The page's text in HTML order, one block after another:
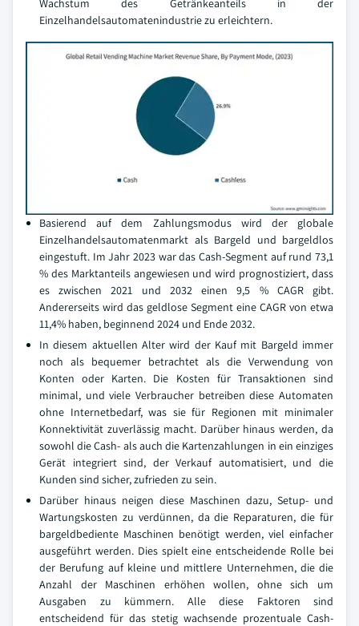
Wachstum des Getränkeanteils in der
Einzelhandelsautomatenindustrie zu erleichtern.
Basierend auf dem Zahlungsmodus wird der globale
Einzelhandelsautomatenmarkt als Bargeld und bargeldlos
eingestuft. Im Jahr 2023 war das Cash-Segment auf rund 73,1
% des Marktanteils angewiesen und wird prognostiziert, dass
es zwischen 2021 und 2032 einen 9,5 % CAGR gibt.
Andererseits wird das geldlose Segment eine CAGR von etwa
11,4% haben, beginnend 2024 und Ende 2032.
In diesem aktuellen Alter wird der Kauf mit Bargeld immer
noch als bequemer betrachtet als die Verwendung von
Konten oder Karten. Die Kosten für Transaktionen sind
minimal, und viele Verbraucher betreiben diese Automaten
ohne Internetbedarf, was sie für Regionen mit minimaler
Konnektivität zuverlässig macht. Darüber hinaus werden, da
sowohl die Cash- als auch die Kartenzahlungen in ein einziges
Gerät integriert sind, der Verkauf automatisiert, und die
Kunden sind sicher, zufrieden zu sein.
Darüber hinaus neigen diese Maschinen dazu, Setup- und
Wartungskosten zu verdünnen, da die Reparaturen, die für
bargeldbediente Maschinen benötigt werden, viel einfacher
ausgeführt werden. Dies spielt eine entscheidende Rolle bei
der Berufung auf kleine und mittlere Unternehmen, die die
Anzahl der Maschinen erhöhen wollen, ohne sich um
Ausgaben zu kümmern. Alle diese Faktoren sind
entscheidend für das stetig wachsende prozentuale Cash-